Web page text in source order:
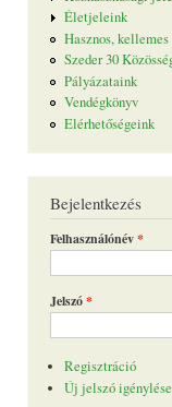
Életjeleink
Hasznos, kellemes
Szeder 30
Pályázataink
Vendégkönyv
Elérhetőségeink
Bejelentkezés
Felhasználónév*
Jelszó*
Regisztráció
Új jelszó igénylése